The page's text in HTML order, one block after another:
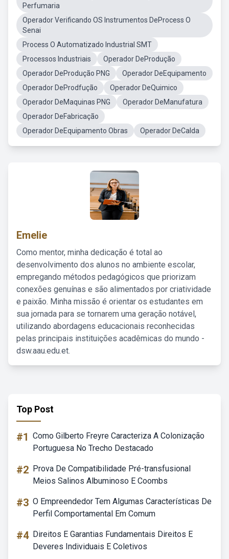
Perfumaria
Operador Verificando OS Instrumentos DeProcess O
Senai
Process O Automatizado Industrial SMT
Processos Industriais
Operador DeProdução
Operador DeProdução PNG
Operador DeEquipamento
Operador DeProdfução
Operador DeQuimico
Operador DeMaquinas PNG
Operador DeManufatura
Operador DeFabricação
Operador DeEquipamento Obras
Operador DeCalda
Emelie
Como mentor, minha dedicação é total ao
desenvolvimento dos alunos no ambiente escolar,
empregando métodos pedagógicos que priorizam
conexões genuínas e são alimentados por criatividade
e paixão. Minha missão é orientar os estudantes em
sua jornada para se tornarem uma geração notável,
utilizando abordagens educacionais reconhecidas
pelas principais instituições acadêmicas do mundo -
dsw.aau.edu.et.
Top Post
#1 Como Gilberto Freyre Caracteriza A Colonização
Portuguesa No Trecho Destacado
#2 Prova De Compatibilidade Pré-transfusional
Meios Salinos Albuminoso E Coombs
#3 O Empreendedor Tem Algumas Características De
Perfil Comportamental Em Comum
#4 Direitos E Garantias Fundamentais Direitos E
Deveres Individuais E Coletivos